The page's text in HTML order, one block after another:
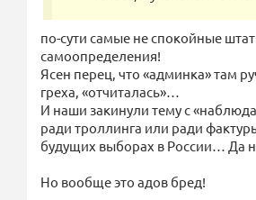
по-сути самые не спокойные
самоопределения!
Ясен перец, что «админка» там
греха, «отчиталась»…
И наши закинули тему с
ради троллинга или ради
будущих выборах в России… Да
Но вообще это адов бред!